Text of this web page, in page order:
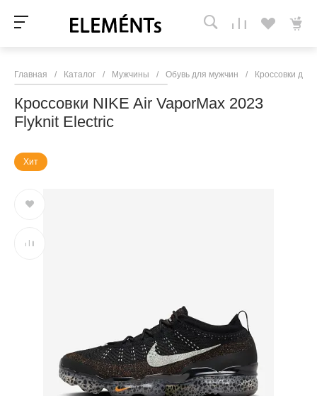
Главная / Каталог / Мужчины / Обувь для мужчин / Кроссовки для
Кроссовки NIKE Air VaporMax 2023
Flyknit Electric
Хит